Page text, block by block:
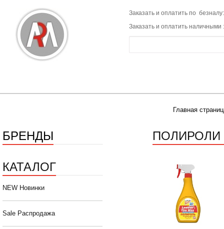
Заказать и оплатить по
Заказать и оплатить наличными
Главная
БРЕНДЫ
КАТАЛОГ
NEW Новинки
Sale Распродажа
ПОЛИРОЛИ